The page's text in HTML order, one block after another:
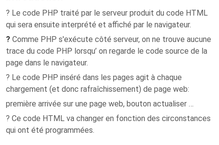
? Le code PHP traité par le serveur produit du code HTML
qui sera ensuite interprété et affiché par le navigateur.
? Comme PHP s'exécute côté serveur, on ne trouve aucune
trace du code PHP lorsqu’ on regarde le code source de la
page dans le navigateur.
? Le code PHP inséré dans les pages agit à chaque
chargement (et donc rafraîchissement) de page web:
première arrivée sur une page web, bouton actualiser …
? Ce code HTML va changer en fonction des circonstances
qui ont été programmées.